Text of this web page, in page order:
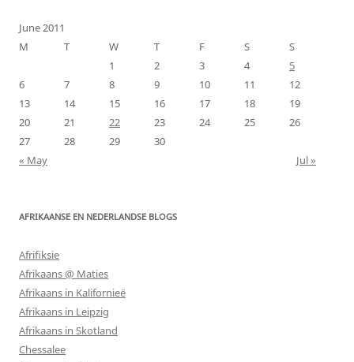
June 2011
M
T W T F S
S
1
2 3 4
5
6
7 8 9 10 11
12
13
14 15 16 17 18
19
20
21 22 23 24 25
26
27
28 29
30
« May
Jul »
AFRIKAANSE EN NEDERLANDSE BLOGS
Afrifiksie
Afrikaans @ Maties
Afrikaans in Kalifornieë
Afrikaans in Leipzig
Afrikaans in Skotland
Chessalee